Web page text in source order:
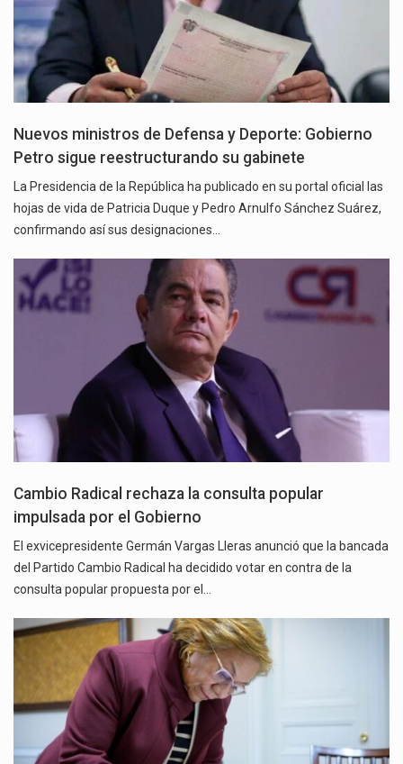
Nuevos ministros de Defensa y Deporte: Gobierno
Petro sigue reestructurando su gabinete
La Presidencia de la República ha publicado en su portal oficial las
hojas de vida de Patricia Duque y Pedro Arnulfo Sánchez Suárez,
confirmando así sus designaciones…
Cambio Radical rechaza la consulta popular
impulsada por el Gobierno
El exvicepresidente Germán Vargas Lleras anunció que la bancada
del Partido Cambio Radical ha decidido votar en contra de la
consulta popular propuesta por el…